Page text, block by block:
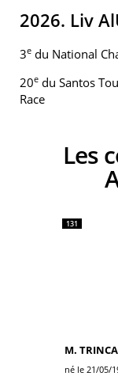
2026. Liv
3e du National
20e du Santos
Race
Les concurrentes LIV-
131
M.
né le 21/05/